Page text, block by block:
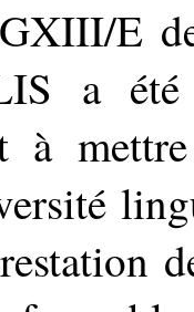
E
a
à